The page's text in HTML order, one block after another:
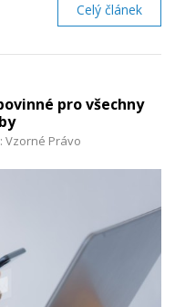
Celý článek
pro všechny
Vzorné Právo